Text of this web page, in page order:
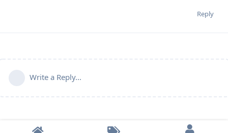
Reply
Write a Reply...